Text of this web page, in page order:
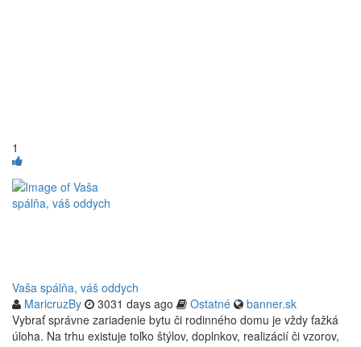
1
Vaša spálňa, váš oddych
MaricruzBy
3031 days ago Ostatné
banner.sk
Vybrať správne zariadenie bytu či rodinného domu je vždy ťažká
úloha. Na trhu existuje toľko štýlov, doplnkov, realizácií či vzorov,